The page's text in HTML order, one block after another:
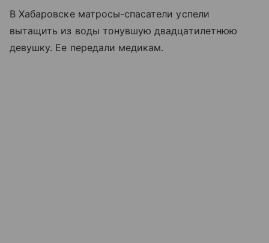
В Хабаровске матросы-спасатели успели
вытащить из воды тонувшую двадцатилетнюю
девушку. Ее передали медикам.